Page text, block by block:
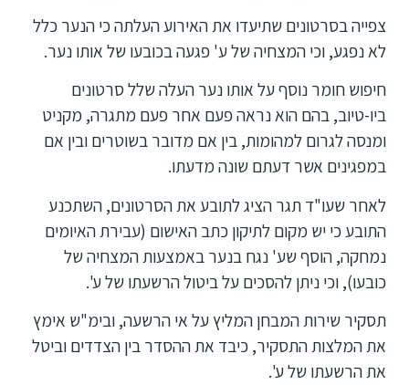
צפייה בסרטונים שתיעדו את האירוע העלתה כי הנער כלל
לא נפגע, וכי המצחיה של ע' פגעה בכובעו של אותו נער.
חיפוש חומר נוסף על אותו נער העלה שלל סרטונים
ביו-טיוב, בהם הוא נראה פעם אחר פעם מתגרה, מקניט
ומנסה לגרום למהומות, בין אם מדובר בשוטרים ובין אם
במפגינים אשר דעתם שונה מדעתו.
לאחר שעו"ד תגר הציג לתובע את הסרטונים, השתכנע
התובע כי יש מקום לתיקון כתב האישום (עבירת האיומים
נמחקה, הוסף שע' נגח בנער באמצעות המצחיה של
כובעו), וכי ניתן להסכים על ביטול הרשעתו של ע'.
תסקיר שירות המבחן המליץ על אי הרשעה, ובימ"ש אימץ
את המלצות התסקיר, כיבד את ההסדר בין הצדדים וביטל
את הרשעתו של ע'.